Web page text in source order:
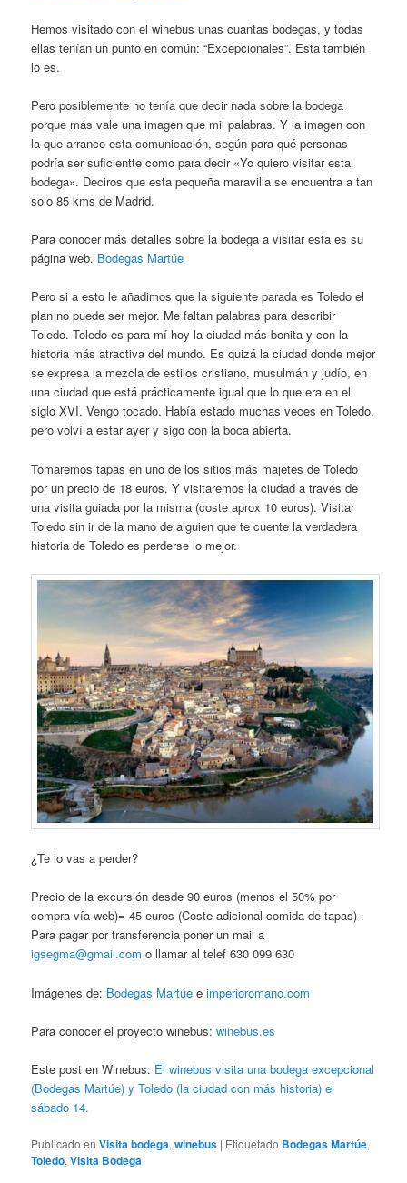
Hemos visitado con el winebus unas cuantas bodegas, y todas
ellas tenían un punto en común: “Excepcionales”. Esta también
lo es.
Pero posiblemente no tenía que decir nada sobre la bodega
porque más vale una imagen que mil palabras. Y la imagen con
la que arranco esta comunicación, según para qué personas
podría ser suficientte como para decir «Yo quiero visitar esta
bodega». Deciros que esta pequeña maravilla se encuentra a tan
solo 85 kms de Madrid.
Para conocer más detalles sobre la bodega a visitar esta es su
página web. Bodegas Martúe
Pero si a esto le añadimos que la siguiente parada es Toledo el
plan no puede ser mejor. Me faltan palabras para describir
Toledo. Toledo es para mí hoy la ciudad más bonita y con la
historia más atractiva del mundo. Es quizá la ciudad donde mejor
se expresa la mezcla de estilos cristiano, musulmán y judío, en
una ciudad que está prácticamente igual que lo que era en el
siglo XVI. Vengo tocado. Había estado muchas veces en Toledo,
pero volví a estar ayer y sigo con la boca abierta.
Tomaremos tapas en uno de los sitios más majetes de Toledo
por un precio de 18 euros. Y visitaremos la ciudad a través de
una visita guiada por la misma (coste aprox 10 euros). Visitar
Toledo sin ir de la mano de alguien que te cuente la verdadera
historia de Toledo es perderse lo mejor.
¿Te lo vas a perder?
Precio de la excursión desde 90 euros (menos el 50% por
compra vía web)= 45 euros (Coste adicional comida de tapas) .
Para pagar por transferencia poner un mail a
igsegma@gmail.com o llamar al telef 630 099 630
Imágenes de: Bodegas Martúe eimperioromano.com
Para conocer el proyecto winebus:winebus.es
Este post en Winebus: El winebus visita una bodega excepcional
(Bodegas Martúe) y Toledo (la ciudad con más historia) el
sábado 14.
Publicado en Visita bodega,winebus | Etiquetado Bodegas Martúe,
Toledo,Visita Bodega